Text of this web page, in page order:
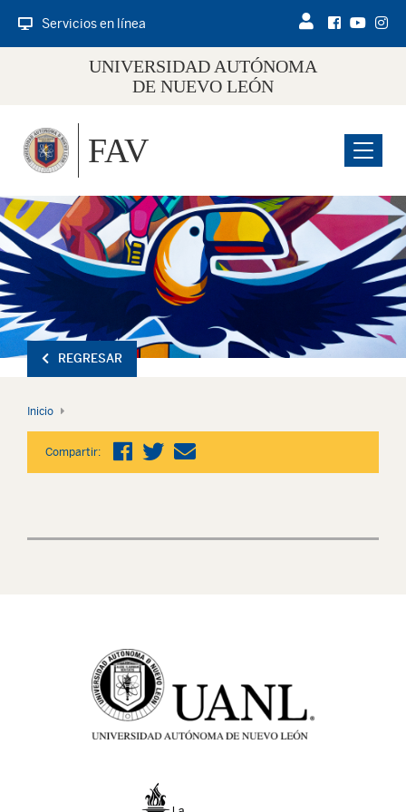
Servicios en línea
UNIVERSIDAD AUTÓNOMA
DE NUEVO LEÓN
Menu
FAV
REGRESAR
Inicio
Compartir: